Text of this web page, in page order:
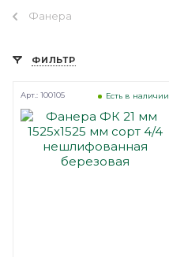
Фанера
ФИЛЬТР
Есть в наличии
Арт.: 100105